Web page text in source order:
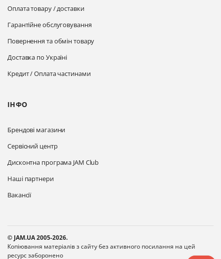
Оплата товару / доставки
Гарантійне обслуговування
Повернення та обмін товару
Доставка по Україні
Кредит / Оплата частинами
ІНФО
Брендові магазини
Сервісний центр
Дисконтна програма JAM Club
Наші партнери
Вакансії
© JAM.UA 2005-2026.
Копіювання матеріалів з сайту без активного посилання на цей
ресурс заборонено